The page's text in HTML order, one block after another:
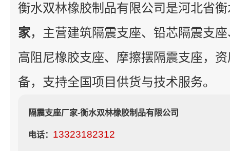
衡水双林橡胶制品有限公司是河北省
家，主营建筑隔震支座、铅芯隔震支
高阻尼橡胶支座、摩擦摆隔震支座，
备，支持全国项目供货与技术服务。
隔震支座厂家-衡水双林橡胶制品有限公司
电话： 13323182312